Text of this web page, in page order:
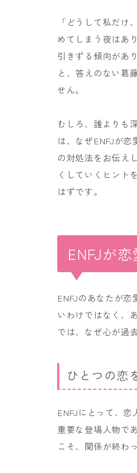
「どうして私だ
めてしまう夜はあ
引きずる傾向があ
と、答えのない葛
せん。
むしろ、誰よりも
は、なぜENFJが
の対処法をお伝え
くしていくヒント
はずです。
ENFJが
ENFJのあなたが
いわけではなく、
では、なぜ心が過
ひとつの恋
ENFJにとって、
重要な登場人物で
こそ、関係が終わ